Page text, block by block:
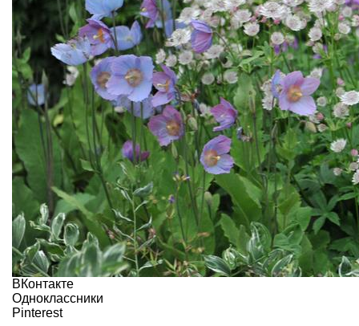
ВКонтакте
Одноклассники
Pinterest